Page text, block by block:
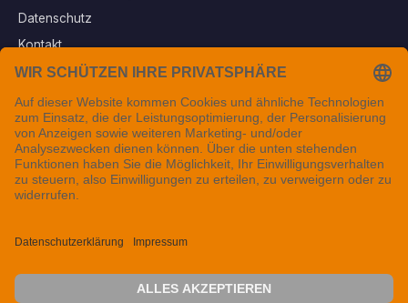
Datenschutz
Kontakt
Vertrag widerrufen
Sichere Zahlungsarten